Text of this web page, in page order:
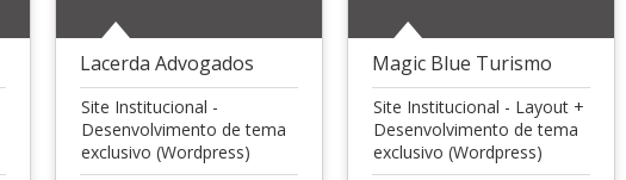
Lacerda Advogados
Site Institucional -
Desenvolvimento de tema
exclusivo (Wordpress)
Magic Blue Turismo
Site Institucional - Layout +
Desenvolvimento de tema
exclusivo (Wordpress)